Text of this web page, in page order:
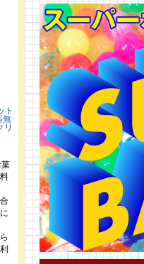
ト
無
リ
菓